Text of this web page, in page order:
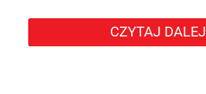
CZYTAJ DALEJ